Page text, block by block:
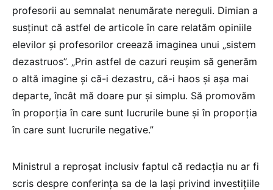
profesorii au semnalat nenumărate nereguli. Dimian a
susținut că astfel de articole în care relatăm opiniile
elevilor și profesorilor creează imaginea unui „sistem
dezastruos”. „Prin astfel de cazuri reușim să generăm
o altă imagine și că-i dezastru, că-i haos și așa mai
departe, încât mă doare pur și simplu. Să promovăm
în proporția în care sunt lucrurile bune și în proporția
în care sunt lucrurile negative.”
Ministrul a reproșat inclusiv faptul că redacția nu ar fi
scris despre conferința sa de la Iași privind investițiile